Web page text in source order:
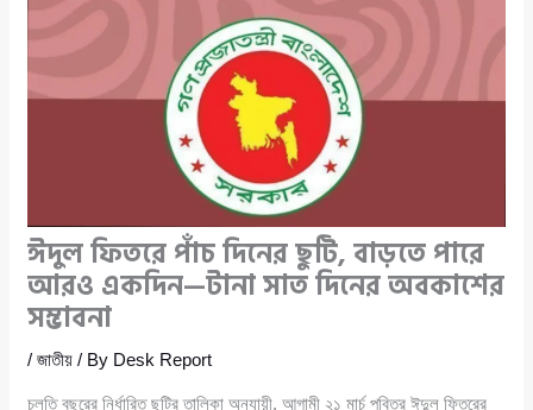
ঈদুল ফিতরে পাঁচ দিনের ছুটি, বাড়তে পারে
আরও একদিন—টানা সাত দিনের অবকাশের
সম্ভাবনা
/জাতীয় / By Desk Report
চলতি বছরের নির্ধারিত ছুটির তালিকা অনুযায়ী, আগামী ২১ মার্চ পবিত্র ঈদুল ফিতরের